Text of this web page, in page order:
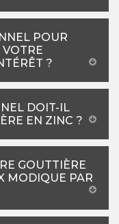
POUR
VOTRE
?
DOIT-IL
EN ZINC ?
GOUTTIÈRE
MODIQUE PAR